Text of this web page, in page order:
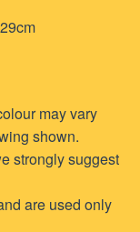
may vary
shown.
strongly suggest
are used only